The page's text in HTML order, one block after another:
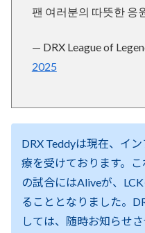
팬 여러분의 따뜻한 응
— DRX League of
2025
DRX Teddyは現在、イ
療を受けております。
の試合にはAliveが、
ることとなりました。
しては、随時お知らせ